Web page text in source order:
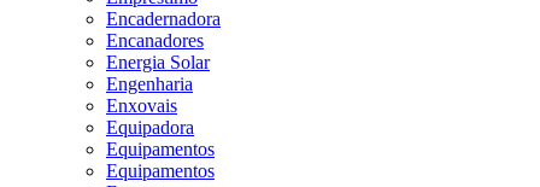
Encadernadora
Encanadores
Energia Solar
Engenharia
Enxovais
Equipadora
Equipamentos
Equipamentos